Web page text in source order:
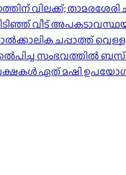
വിലക്ക്;
വീട്
ചപ്പാത്ത്
സംഭവത്തിൽ
ഏത് മഷി